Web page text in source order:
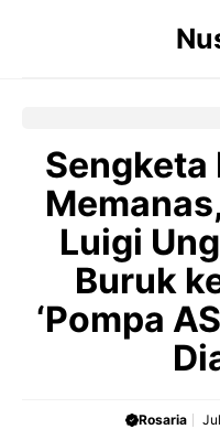
Sengketa
Luigi
Buruk
‘Pompa
Rosaria